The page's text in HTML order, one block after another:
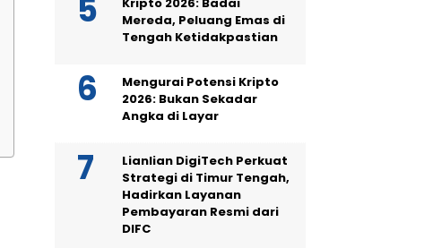
Mereda, Peluang Emas di
Tengah Ketidakpastian
Mengurai Potensi Kripto
2026: Bukan Sekadar
Angka di Layar
Lianlian DigiTech Perkuat
Strategi di Timur Tengah,
Hadirkan Layanan
Pembayaran Resmi dari
DIFC